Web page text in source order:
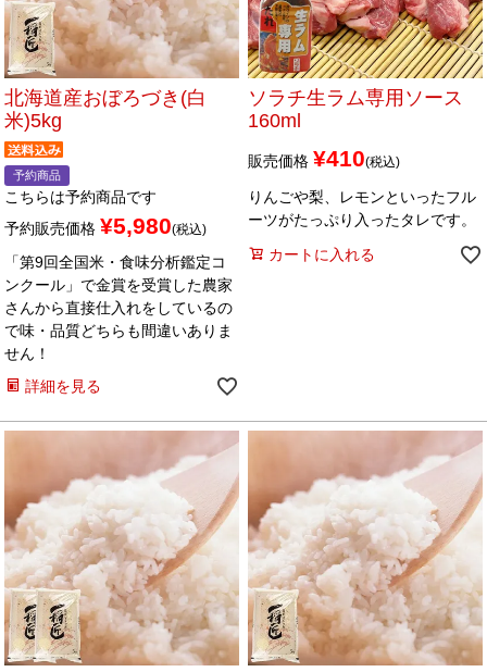
メルマガ登録 お問合せ
特定商取引法表示 個人情報の取扱い
北海道産おぼろづき(白
米)5kg
予約商品
こちらは予約商品です
予約販売価格 ¥5,980 税込
「第9回全国米・食味分析鑑定コ
ンクール」で金賞を受賞した農家
さんから直接仕入れをしているの
で味・品質どちらも間違いありま
せん！
詳細を見る
ソラチ生ラム専用ソース
160ml
販売価格 ¥410 税込
りんごや梨、レモンといったフル
ーツがたっぷり入ったタレです。
カートに入れる